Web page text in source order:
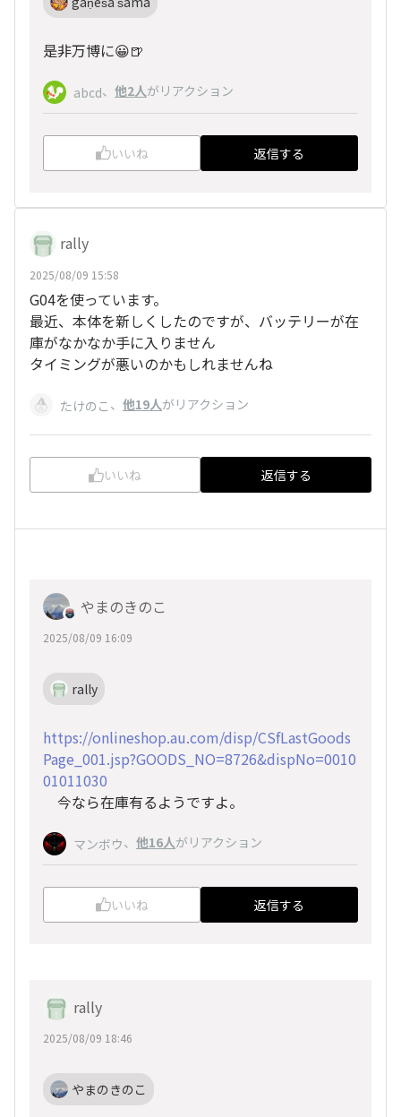
是非万博に😀🍺
abcd、 他2人がリアクション
いいね 返信する
rally
2025/08/09 15:58
G04を使っています。
最近、本体を新しくしたのですが、バッテリーが在
庫がなかなか手に入りません
タイミングが悪いのかもしれませんね
たけのこ 、 他19人がリアクション
いいね 返信する
やまのきのこ
2025/08/09 16:09
rally
https://onlineshop.au.com/disp/CSfLastGoods
Page_001.jsp?GOODS_NO=8726&dispNo=0010
01011030
今なら在庫有るようですよ。
マンボウ、 他16人がリアクション
いいね 返信する
rally
2025/08/09 18:46
やまのきのこ